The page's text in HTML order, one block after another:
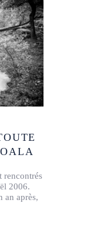
rencontrés
2006.
an après,